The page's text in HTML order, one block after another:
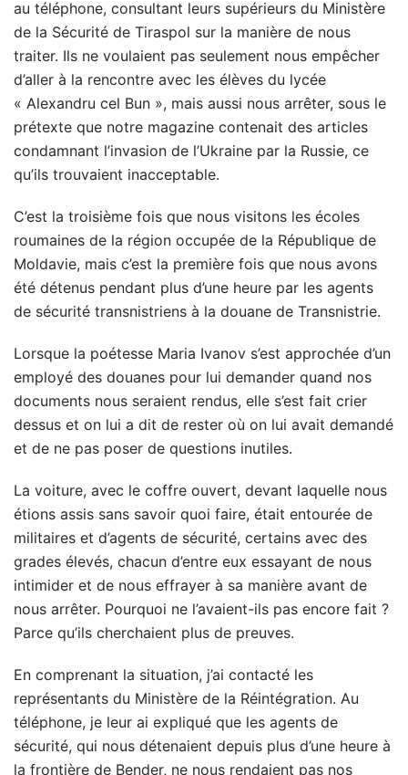
au téléphone, consultant leurs supérieurs du Ministère
de la Sécurité de Tiraspol sur la manière de nous
traiter. Ils ne voulaient pas seulement nous empêcher
d’aller à la rencontre avec les élèves du lycée
« Alexandru cel Bun », mais aussi nous arrêter, sous le
prétexte que notre magazine contenait des articles
condamnant l’invasion de l’Ukraine par la Russie, ce
qu’ils trouvaient inacceptable.
C’est la troisième fois que nous visitons les écoles
roumaines de la région occupée de la République de
Moldavie, mais c’est la première fois que nous avons
été détenus pendant plus d’une heure par les agents
de sécurité transnistriens à la douane de Transnistrie.
Lorsque la poétesse Maria Ivanov s’est approchée d’un
employé des douanes pour lui demander quand nos
documents nous seraient rendus, elle s’est fait crier
dessus et on lui a dit de rester où on lui avait demandé
et de ne pas poser de questions inutiles.
La voiture, avec le coffre ouvert, devant laquelle nous
étions assis sans savoir quoi faire, était entourée de
militaires et d’agents de sécurité, certains avec des
grades élevés, chacun d’entre eux essayant de nous
intimider et de nous effrayer à sa manière avant de
nous arrêter. Pourquoi ne l’avaient-ils pas encore fait ?
Parce qu’ils cherchaient plus de preuves.
En comprenant la situation, j’ai contacté les
représentants du Ministère de la Réintégration. Au
téléphone, je leur ai expliqué que les agents de
sécurité, qui nous détenaient depuis plus d’une heure à
la frontière de Bender, ne nous rendaient pas nos